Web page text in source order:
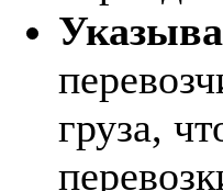
груза,